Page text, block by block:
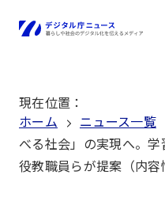
本
文
動
現在位置 ：
ホーム
ニュース一覧
べる社会」の実現へ。
役教職員らが提案（内容